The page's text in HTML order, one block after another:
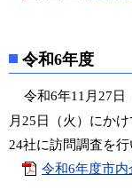
令和6年度
令和6年11月27日
月25日（火）にか
24社に訪問調査を行
令和6年度市